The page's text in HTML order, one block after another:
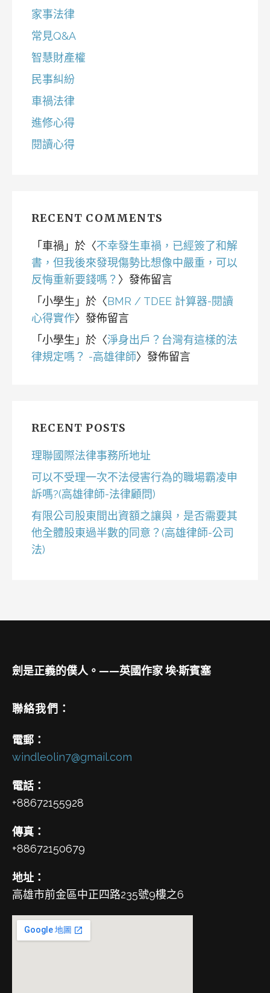
家事法律
常見Q&A
智慧財產權
民事糾紛
車禍法律
進修心得
閱讀心得
RECENT COMMENTS
「 車禍 」於〈不幸發生車禍，已經簽了和解
書，但我後來發現傷勢比想像中嚴重，可以
反悔重新要錢嗎？ 〉發佈留言
「 小學生 」於〈BMR / TDEE 計算器-閱讀
心得實作〉發佈留言
「 小學生 」於〈淨身出戶？台灣有這樣的法
律規定嗎？ -高雄律師〉發佈留言
RECENT POSTS
理聯國際法律事務所地址
可以不受理一次不法侵害行為的職場霸凌申
訴嗎?(高雄律師-法律顧問)
有限公司股東間出資額之讓與，是否需要其
他全體股東過半數的同意？(高雄律師-公司
法)
劍是正義的僕人。——英國作家 埃·斯賓塞
聯絡我們：
電郵：
windleolin7@gmail.com
電話：
+88672155928
傳真：
+88672150679
地址：
高雄市前金區中正四路235號9樓之6